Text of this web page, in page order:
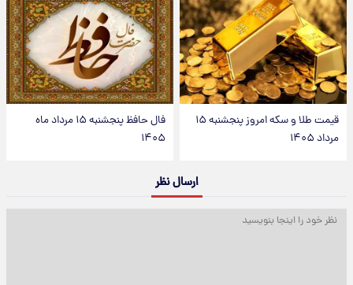
قیمت طلا و سکه امروز پنجشنبه ۱۵
مرداد ۱۴۰۵
فال حافظ پنجشنبه ۱۵ مرداد ماه
۱۴۰۵
ارسال نظر